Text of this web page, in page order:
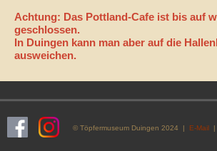
Achtung: Das Pottland-Cafe ist bis auf
geschlossen.
In Duingen kann man aber auf die
ausweichen.
© Töpfermuseum Duingen 2024 | E-Mail |